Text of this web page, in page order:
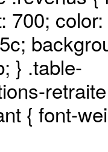
700; color:
} .table-
retraite
{ font-